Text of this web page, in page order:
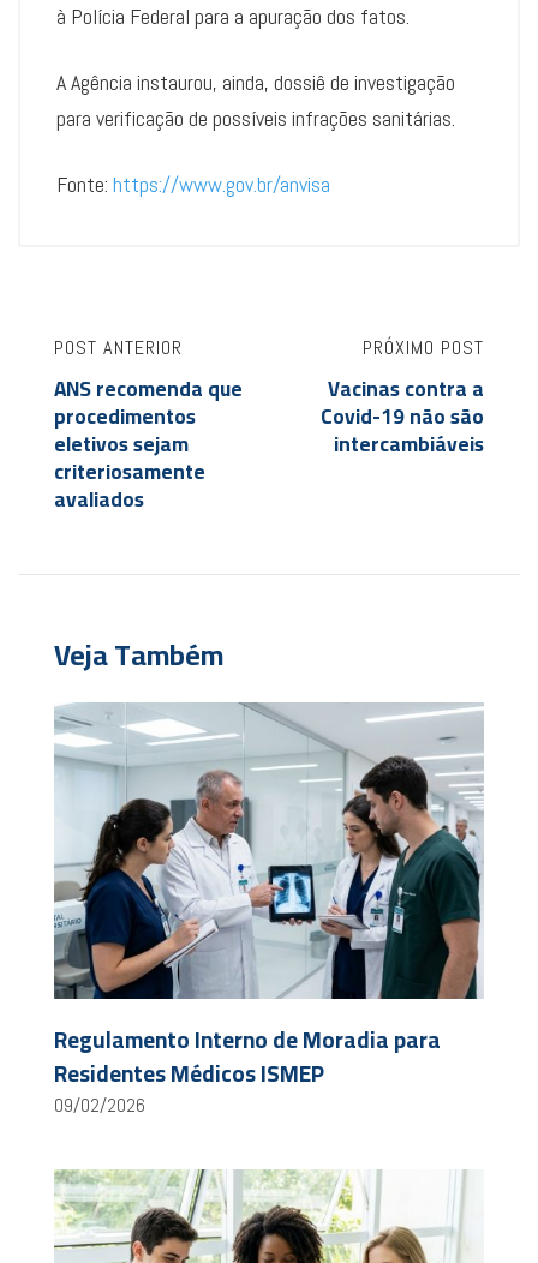
à Polícia Federal para a apuração dos fatos.
A Agência instaurou, ainda, dossiê de investigação
para verificação de possíveis infrações sanitárias.
Fonte: https://www.gov.br/anvisa
POST ANTERIOR
ANS recomenda que
procedimentos
eletivos sejam
criteriosamente
avaliados
PRÓXIMO POST
Vacinas contra a
Covid-19 não são
intercambiáveis
Veja Também
Regulamento Interno de Moradia para
Residentes Médicos ISMEP
09/02/2026